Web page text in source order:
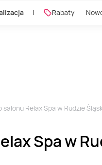
Rabaty
salonu Relax Spa w Rudzie
Spa w